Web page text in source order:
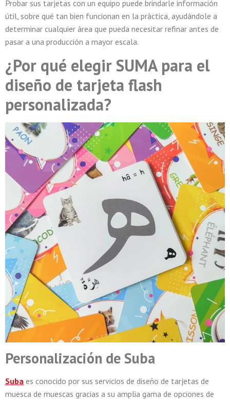
Probar sus tarjetas con un equipo puede brindarle información
útil, sobre qué tan bien funcionan en la práctica, ayudándole a
determinar cualquier área que pueda necesitar refinar antes de
pasar a una producción a mayor escala.
¿Por qué elegir SUMA para el
diseño de tarjeta flash
personalizada?
Personalización de Suba
Suba es conocido por sus servicios de diseño de tarjetas de
muesca de muescas gracias a su amplia gama de opciones de